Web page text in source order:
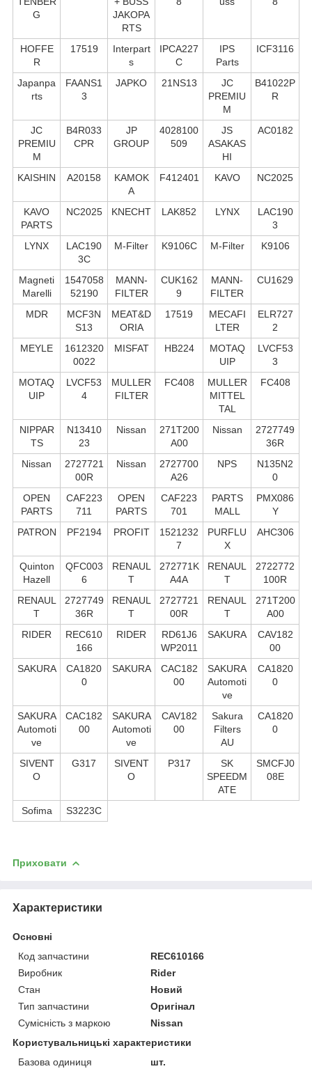
G
JAKOPA
RTS
HOFFE
R
17519
Interpart
s
IPCA227
C
IPS
Parts
ICF3116
Japanpa
rts
FAANS1
3
JAPKO 21NS13
JC
PREMIU
M
B41022P
R
JC
PREMIU
M
B4R033
CPR
JP
GROUP
4028100
509
JS
ASAKAS
HI
AC0182
KAISHIN A20158
KAMOK
A
F412401 KAVO NC2025
KAVO
PARTS
NC2025 KNECHT LAK852 LYNX
LAC190
3
LYNX
LAC190
3C
M-Filter K9106C M-Filter K9106
Magneti
Marelli
1547058
52190
MANN-
FILTER
CUK162
9
MANN-
FILTER
CU1629
MDR
MCF3N
S13
MEAT&D
ORIA
17519
MECAFI
LTER
ELR727
2
MEYLE
1612320
0022
MISFAT HB224
MOTAQ
UIP
LVCF53
3
MOTAQ
UIP
LVCF53
4
MULLER
FILTER
FC408
MULLER
MITTEL
TAL
FC408
NIPPAR
TS
N13410
23
Nissan
271T200
A00
Nissan
2727749
36R
Nissan
2727721
00R
Nissan
2727700
A26
NPS
N135N2
0
OPEN
PARTS
CAF223
711
OPEN
PARTS
CAF223
701
PARTS
MALL
PMX086
Y
PATRON
PF2194 PROFIT
1521232
7
PURFLU
X
AHC306
Quinton
Hazell
QFC003
6
RENAUL
T
272771K
A4A
RENAUL
T
2722772
100R
RENAUL
T
2727749
36R
RENAUL
T
2727721
00R
RENAUL
T
271T200
A00
RIDER
REC610
166
RIDER
RD61J6
WP2011
SAKURA
CAV182
00
SAKURA
CA1820
0
SAKURA
CAC182
00
SAKURA
Automoti
ve
CA1820
0
SAKURA
Automoti
ve
CAC182
00
SAKURA
Automoti
ve
CAV182
00
Sakura
Filters
AU
CA1820
0
SIVENT
O
G317
SIVENT
O
P317
SK
SPEEDM
ATE
SMCFJ0
08E
Sofima S3223C
Приховати
Характеристики
Основні
Код запчастини
REC610166
Виробник
Rider
Стан
Новий
Тип запчастини
Оригінал
Сумісність з маркою
Nissan
Користувальницькі характеристики
Базова одиниця
шт.